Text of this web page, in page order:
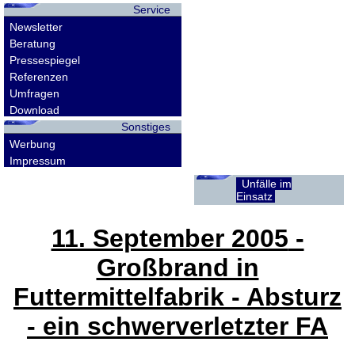
Service
Newsletter
Beratung
Pressespiegel
Referenzen
Umfragen
Download
Sonstiges
Werbung
Impressum
Unfälle im
Einsatz
11. September 2005 -
Großbrand in
Futtermittelfabrik - Absturz
- ein schwerverletzter FA